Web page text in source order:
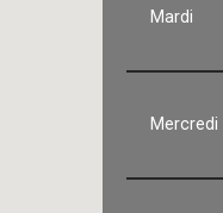
Mardi
Mercredi